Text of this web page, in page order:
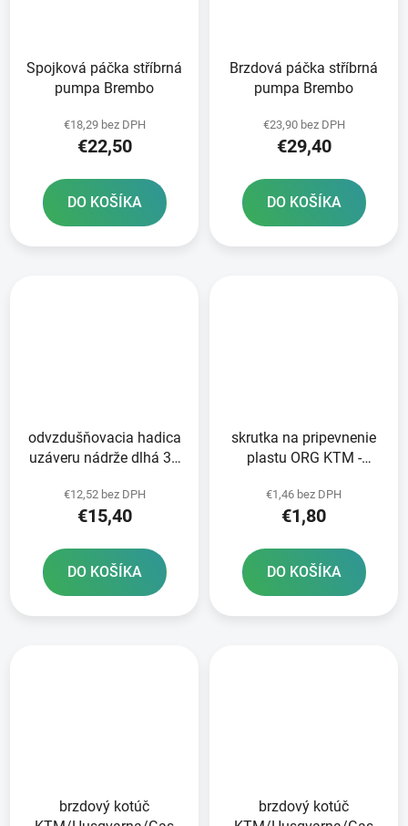
Spojková páčka stříbrná
pumpa Brembo
€18,29 bez DPH
€22,50
DO KOŠÍKA
Brzdová páčka stříbrná
pumpa Brembo
€23,90 bez DPH
€29,40
DO KOŠÍKA
odvzdušňovacia hadica
uzáveru nádrže dlhá 36
€12,52 bez DPH
€15,40
DO KOŠÍKA
skrutka na pripevnenie
plastu ORG KTM -
€1,46 bez DPH
€1,80
DO KOŠÍKA
brzdový kotúč
brzdový kotúč